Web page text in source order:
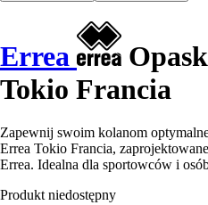
Errea
Tokio Francia
Zapewnij swoim kolanom
Errea Tokio Francia,
Errea. Idealna dla sportowców i
Produkt niedostępny